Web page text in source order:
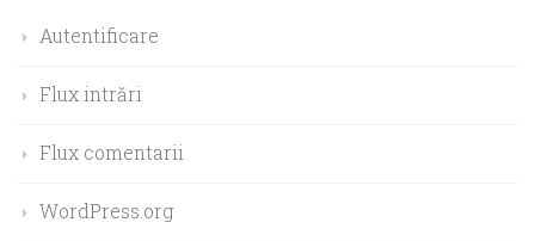
Autentificare
Flux intrări
Flux comentarii
WordPress.org